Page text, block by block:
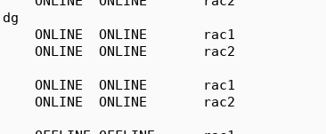
ONLINE
ONLINE
ONLINE       rac1
ONLINE       rac2